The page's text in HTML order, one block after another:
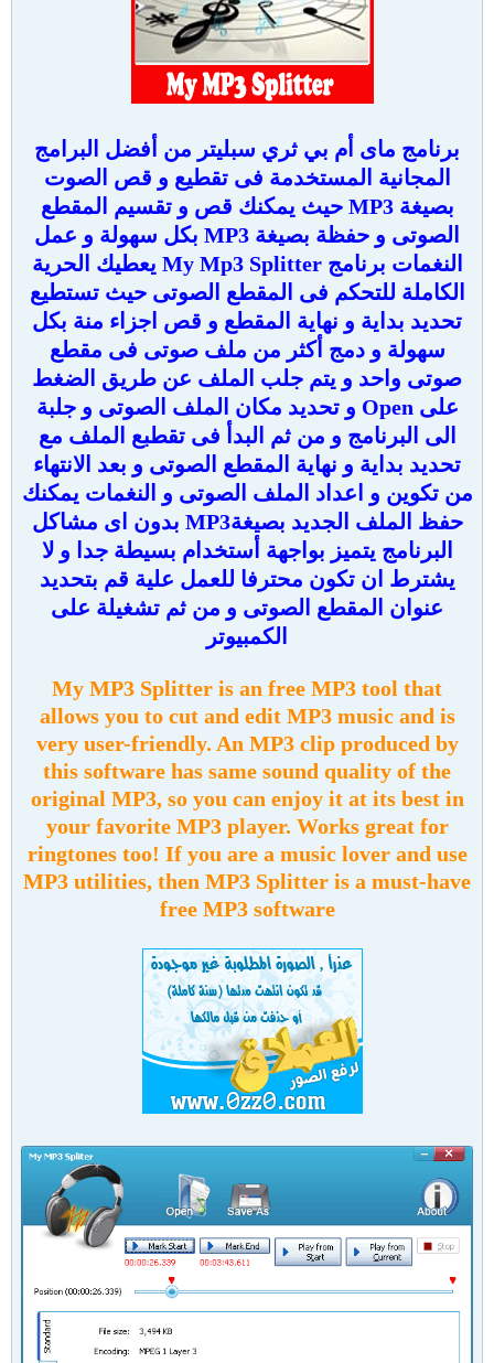
برنامج ماى أم بي ثري سبليتر من أفضل البرامج
المجانية المستخدمة فى تقطيع و قص الصوت
بصيغة MP3 حيث يمكنك قص و تقسيم المقطع
الصوتى و حفظة بصيغة MP3 بكل سهولة و عمل
النغمات برنامج My Mp3 Splitter يعطيك الحرية
الكاملة للتحكم فى المقطع الصوتى حيث تستطيع
تحديد بداية و نهاية المقطع و قص اجزاء منة بكل
سهولة و دمج أكثر من ملف صوتى فى مقطع
صوتى واحد و يتم جلب الملف عن طريق الضغط
على Open و تحديد مكان الملف الصوتى و جلبة
الى البرنامج و من ثم البدأ فى تقطبع الملف مع
تحديد بداية و نهاية المقطع الصوتى و بعد الانتهاء
من تكوين و اعداد الملف الصوتى و النغمات يمكنك
حفظ الملف الجديد بصيغةMP3 بدون اى مشاكل
البرنامج يتميز بواجهة أستخدام بسيطة جدا و لا
يشترط ان تكون محترفا للعمل علية قم بتحديد
عنوان المقطع الصوتى و من ثم تشغيلة على
الكمبيوتر
My MP3 Splitter is an free MP3 tool that
allows you to cut and edit MP3 music and is
very user-friendly. An MP3 clip produced by
this software has same sound quality of the
original MP3, so you can enjoy it at its best in
your favorite MP3 player. Works great for
ringtones too! If you are a music lover and use
MP3 utilities, then MP3 Splitter is a must-have
free MP3 software